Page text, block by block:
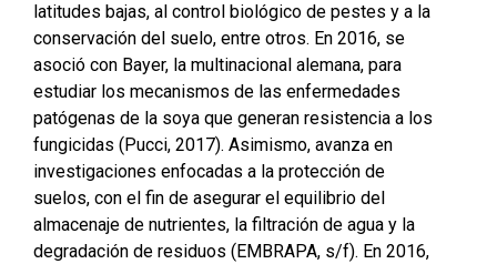
latitudes bajas, al control biológico de pestes y a la
conservación del suelo, entre otros. En 2016, se
asoció con Bayer, la multinacional alemana, para
estudiar los mecanismos de las enfermedades
patógenas de la soya que generan resistencia a los
fungicidas (Pucci, 2017). Asimismo, avanza en
investigaciones enfocadas a la protección de
suelos, con el fin de asegurar el equilibrio del
almacenaje de nutrientes, la filtración de agua y la
degradación de residuos (EMBRAPA, s/f). En 2016,